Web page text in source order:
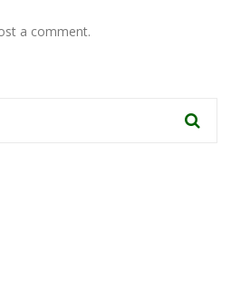
a comment.